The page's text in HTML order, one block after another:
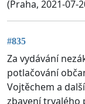
(Praha, 2021-07-
#835
Za vydávání
potlačování
Vojtěchem a
zbavení trvalého